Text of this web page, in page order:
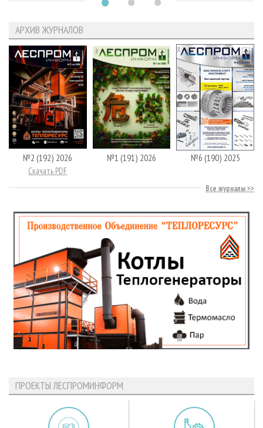
АРХИВ ЖУРНАЛОВ
№2 (192) 2026
Скачать PDF
№1 (191) 2026 №6 (190) 2025
Все журналы
ПРОЕКТЫ ЛЕСПРОМИНФОРМ